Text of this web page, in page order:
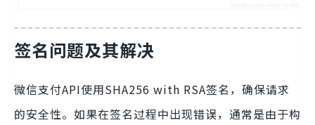
签名问题及其解决
微信支付API使用SHA256 with RSA签名，确保请求
的安全性。如果在签名过程中出现错误，通常是由于构